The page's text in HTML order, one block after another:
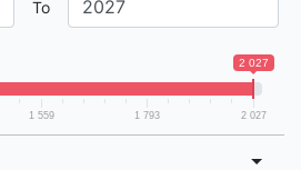
To
2 027
1 559 1 793 2 027